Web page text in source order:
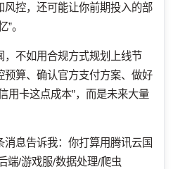
风控，还可能让你前期投入的部
。
，不如用合规方式规划上线节
预算、确认官方支付方案、做好
用卡这点成本”，而是未来大量
息告诉我：你打算用腾讯云国
端/游戏服/数据处理/爬虫